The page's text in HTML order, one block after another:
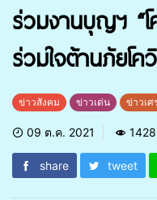
ร่วมงานบุญฯ “
ร่วมใจต้านภัยโค
ข่าวสังคม ข่าวเด่น ข่าวเศ
09 ต.ค. 2021 1428
share tweet